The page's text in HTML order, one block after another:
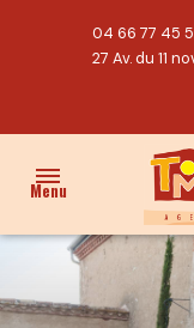
04 66 77 45
27 Av. du 11
Menu
ACCUEIL